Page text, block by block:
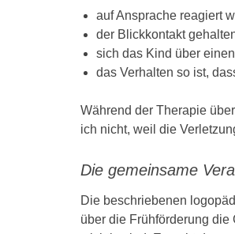
auf Ansprache reagiert
der Blickkontakt
sich das Kind über
das Verhalten so ist,
Während der Therapie
ich nicht, weil die
Die gemeinsame
Die beschriebenen
über die Frühförderung